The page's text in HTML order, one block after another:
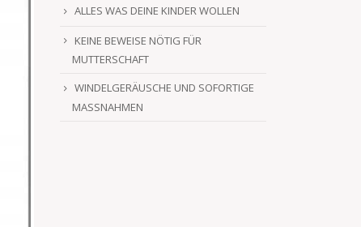
ALLES WAS DEINE KINDER WOLLEN
KEINE BEWEISE NÖTIG FÜR
MUTTERSCHAFT
WINDELGERÄUSCHE UND SOFORTIGE
MASSNAHMEN